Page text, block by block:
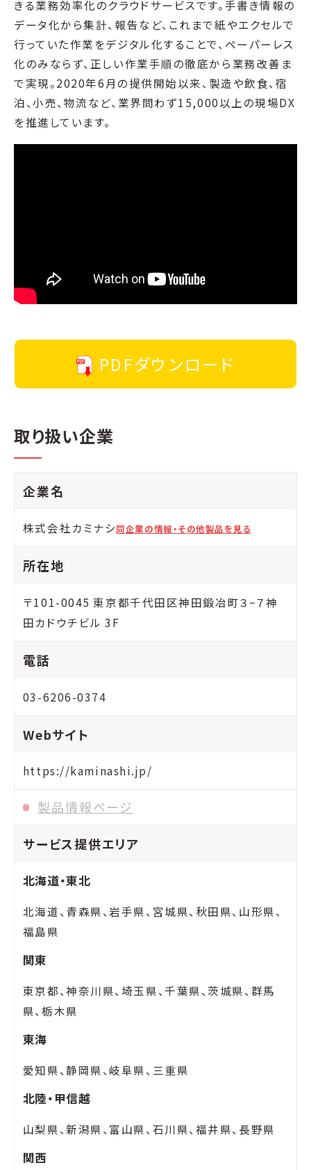
きる業務効率化のクラウドサービスです。手書き情報の
データ化から集計、報告など、これまで紙やエクセルで
行っていた作業をデジタル化することで、ペーパーレス
化のみならず、正しい作業手順の徹底から業務改善ま
で実現。2020年6月の提供開始以来、製造や飲食、宿
泊、小売、物流など、業界問わず15,000以上の現場DX
を推進しています。
PDFダウンロード
取り扱い企業
企業名
株式会社カミナシ同企業の情報・その他製品を見る
所在地
〒101-0045 東京都千代田区神田鍛冶町３−７神
田カドウチビル 3F
電話
03-6206-0374
Webサイト
https://kaminashi.jp/
製品情報ページ
サービス提供エリア
北海道・東北
北海道、青森県、岩手県、宮城県、秋田県、山形県、
福島県
関東
東京都、神奈川県、埼玉県、千葉県、茨城県、群馬
県、栃木県
東海
愛知県、静岡県、岐阜県、三重県
北陸・甲信越
山梨県、新潟県、富山県、石川県、福井県、長野県
関西